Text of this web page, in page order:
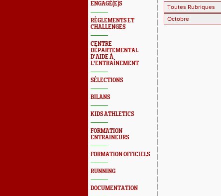
ENGAGÉ(E)S
RÈGLEMENTS ET
CHALLENGES
CENTRE
DÉPARTEMENTAL
D'AIDE À
L'ENTRAÎNEMENT
SÉLECTIONS
BILANS
KIDS ATHLETICS
FORMATION
ENTRAINEURS
FORMATION OFFICIELS
RUNNING
DOCUMENTATION